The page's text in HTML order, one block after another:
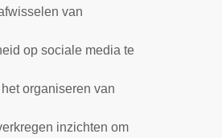
van
op sociale media te
organiseren van
inzichten om